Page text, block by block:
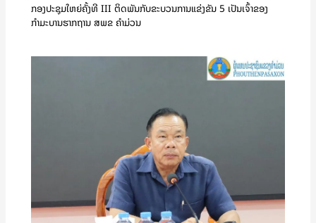
ກອງປະຊຸມໃຫຍ່ຄັ້ງທີ III ຕິດພັນກັບຂະບວນການແຂ່ງຂັນ 5 ເປັນເຈົ້າຂອງ
ກຳມະບານຮາກຖານ ສພຂ ຄໍາມ່ວນ